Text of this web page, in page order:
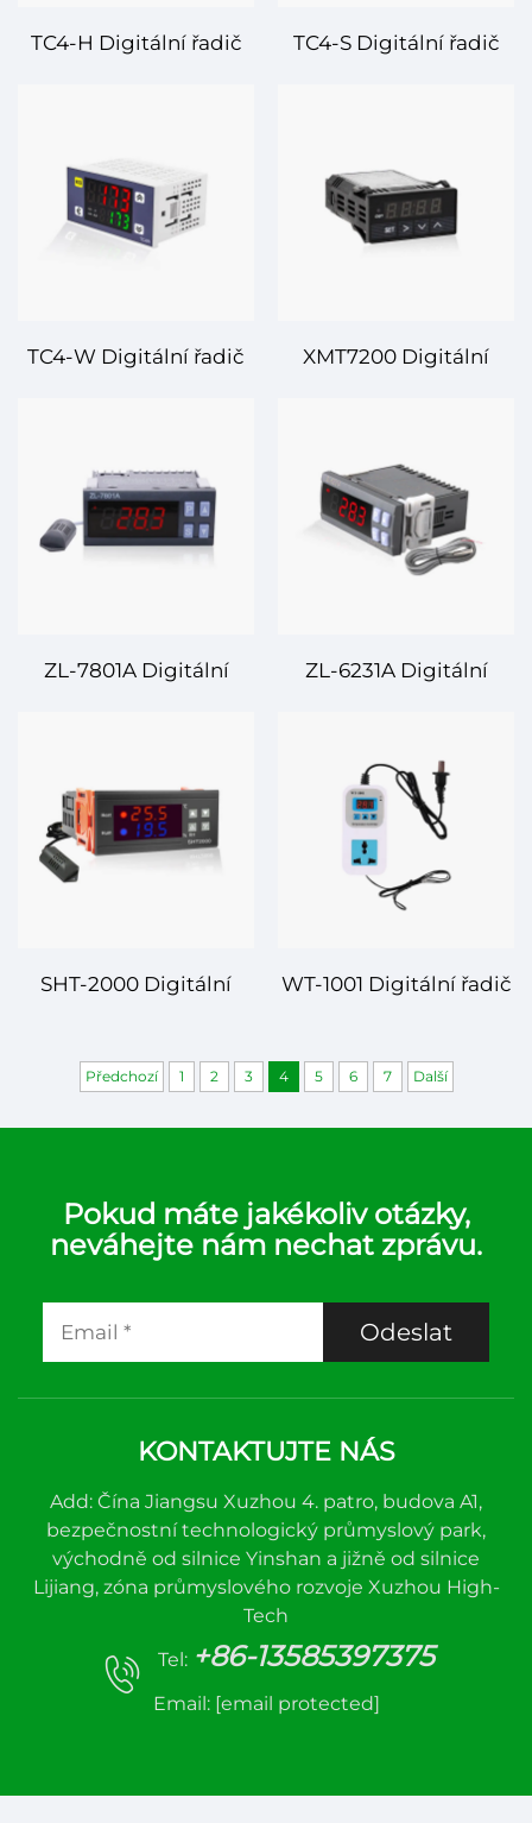
TC4-H Digitální řadič
komerční aplikace
TC4-S Digitální řadič
TC4-W Digitální řadič
průmyslové a
komerční aplikace
XMT7200 Digitální
průmyslové řízení
teploty
ZL-7801A Digitální
různé aplikace
ZL-6231A Digitální
klimatu pro vaše
prostředí
SHT-2000 Digitální
– Přesná kontrola pro
různé aplikace
WT-1001 Digitální řadič
regulování teploty pro
různé aplikace
Předchozí 1 2 3 4 5 6 7 Další
Pokud máte jakékoliv otázky,
neváhejte nám nechat zprávu.
Odeslat
KONTAKTUJTE NÁS
Add: Čína Jiangsu Xuzhou 4. patro, budova A1,
bezpečnostní technologický průmyslový park,
východně od silnice Yinshan a jižně od silnice
Lijiang, zóna průmyslového rozvoje Xuzhou High-
Tech
Tel: +86-13585397375
Email: [email protected]